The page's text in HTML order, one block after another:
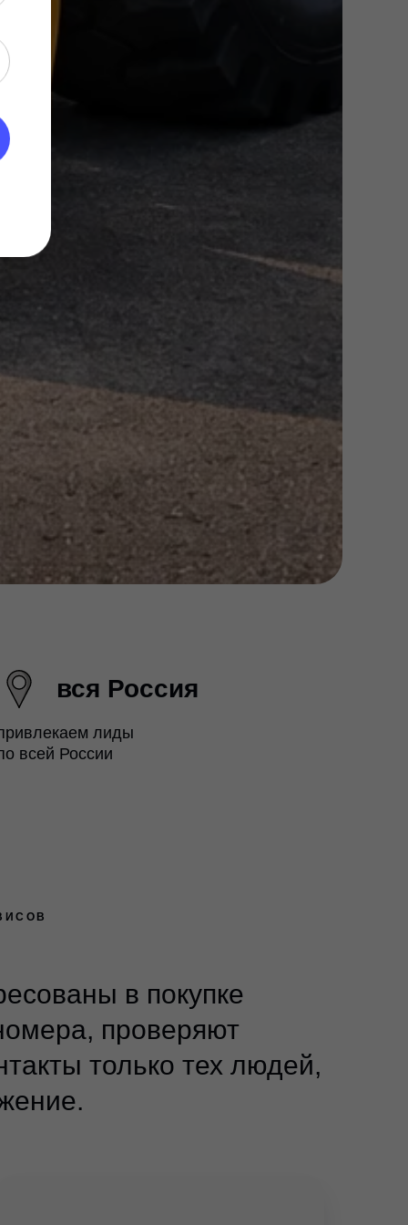
вся Россия
лиды
всей России
в покупке
проверяют
только тех людей,